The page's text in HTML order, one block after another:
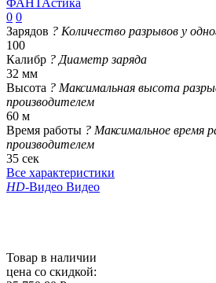
0 0
Зарядов ? Количество разрывов у
100
Калибр ? Диаметр заряда
32 мм
Высота ? Максимальная высота
производителем
60 м
Время работы ? Максимальное время
производителем
35 сек
Все характеристики
HD-Видео Видео
Товар в наличии
цена со скидкой: